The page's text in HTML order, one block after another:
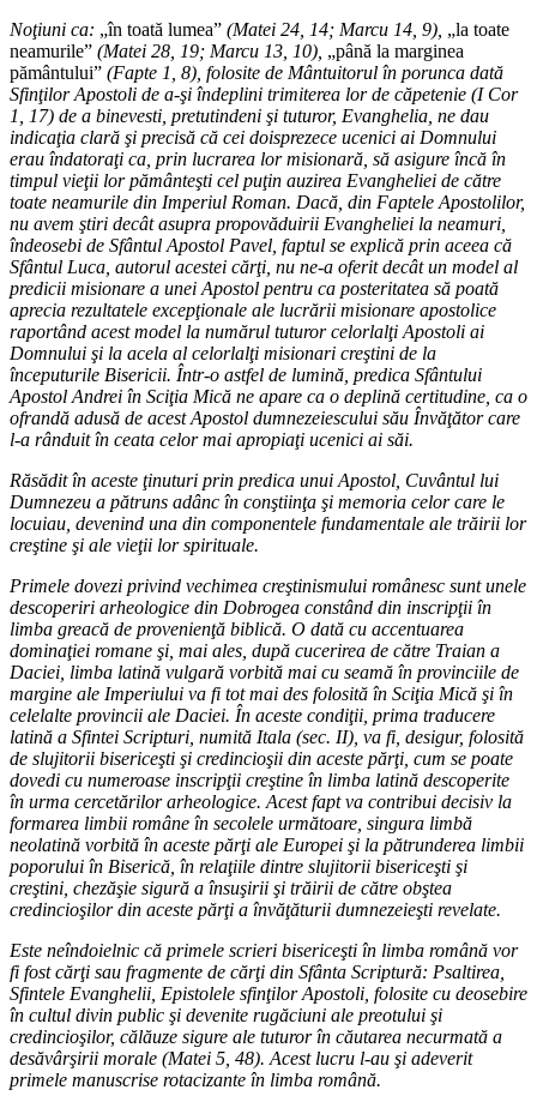
Noţiuni ca: „în toată lumea” (Matei 24, 14; Marcu 14, 9), „la toate
neamurile” (Matei 28, 19; Marcu 13, 10), „până la marginea
pământului” (Fapte 1, 8), folosite de Mântuitorul în porunca dată
Sfinţilor Apostoli de a-şi îndeplini trimiterea lor de căpetenie (I Cor
1, 17) de a binevesti, pretutindeni şi tuturor, Evanghelia, ne dau
indicaţia clară şi precisă că cei doisprezece ucenici ai Domnului
erau îndatoraţi ca, prin lucrarea lor misionară, să asigure încă în
timpul vieţii lor pământeşti cel puţin auzirea Evangheliei de către
toate neamurile din Imperiul Roman. Dacă, din Faptele Apostolilor,
nu avem ştiri decât asupra propovăduirii Evangheliei la neamuri,
îndeosebi de Sfântul Apostol Pavel, faptul se explică prin aceea că
Sfântul Luca, autorul acestei cărţi, nu ne-a oferit decât un model al
predicii misionare a unei Apostol pentru ca posteritatea să poată
aprecia rezultatele excepţionale ale lucrării misionare apostolice
raportând acest model la numărul tuturor celorlalţi Apostoli ai
Domnului şi la acela al celorlalţi misionari creştini de la
începuturile Bisericii. Într-o astfel de lumină, predica Sfântului
Apostol Andrei în Sciţia Mică ne apare ca o deplină certitudine, ca o
ofrandă adusă de acest Apostol dumnezeiescului său Învăţător care
l-a rânduit în ceata celor mai apropiaţi ucenici ai săi.
Răsădit în aceste ţinuturi prin predica unui Apostol, Cuvântul lui
Dumnezeu a pătruns adânc în conştiinţa şi memoria celor care le
locuiau, devenind una din componentele fundamentale ale trăirii lor
creştine şi ale vieţii lor spirituale.
Primele dovezi privind vechimea creştinismului românesc sunt unele
descoperiri arheologice din Dobrogea constând din inscripţii în
limba greacă de provenienţă biblică. O dată cu accentuarea
dominaţiei romane şi, mai ales, după cucerirea de către Traian a
Daciei, limba latină vulgară vorbită mai cu seamă în provinciile de
margine ale Imperiului va fi tot mai des folosită în Sciţia Mică şi în
celelalte provincii ale Daciei. În aceste condiţii, prima traducere
latină a Sfintei Scripturi, numită Itala (sec. II), va fi, desigur, folosită
de slujitorii bisericeşti şi credincioşii din aceste părţi, cum se poate
dovedi cu numeroase inscripţii creştine în limba latină descoperite
în urma cercetărilor arheologice. Acest fapt va contribui decisiv la
formarea limbii române în secolele următoare, singura limbă
neolatină vorbită în aceste părţi ale Europei şi la pătrunderea limbii
poporului în Biserică, în relaţiile dintre slujitorii bisericeşti şi
creştini, chezăşie sigură a însuşirii şi trăirii de către obştea
credincioşilor din aceste părţi a învăţăturii dumnezeieşti revelate.
Este neîndoielnic că primele scrieri bisericeşti în limba română vor
fi fost cărţi sau fragmente de cărţi din Sfânta Scriptură: Psaltirea,
Sfintele Evanghelii, Epistolele sfinţilor Apostoli, folosite cu deosebire
în cultul divin public şi devenite rugăciuni ale preotului şi
credincioşilor, călăuze sigure ale tuturor în căutarea necurmată a
desăvârşirii morale (Matei 5, 48). Acest lucru l-au şi adeverit
primele manuscrise rotacizante în limba română.